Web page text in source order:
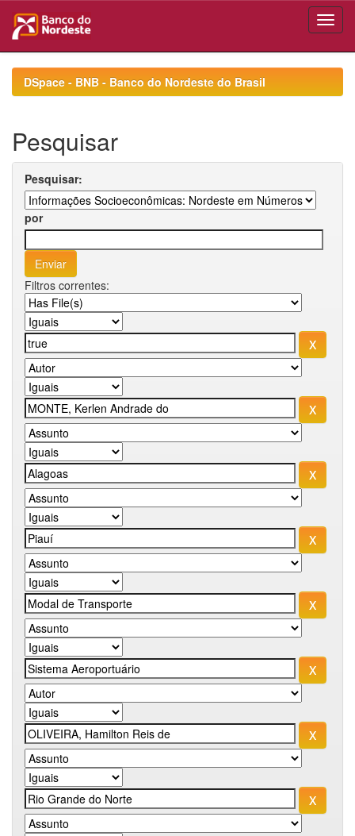
navigationDSpace - BNB - Banco do Nordeste do Brasil
Pesquisar
Pesquisar:
por
Filtros correntes: